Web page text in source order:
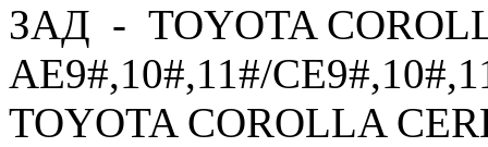
ЗАД - TOYOTA
AE9#,10#,11#/
TOYOTA COROLLA